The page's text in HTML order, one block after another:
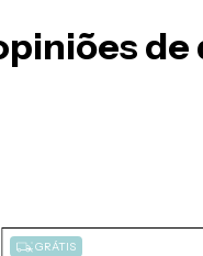
GRÁTIS